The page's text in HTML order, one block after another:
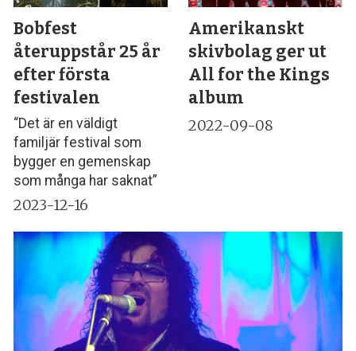
Bobfest
återuppstår 25 år
efter första
festivalen
“Det är en väldigt
familjär festival som
bygger en gemenskap
som många har saknat”
2023-12-16
Amerikanskt
skivbolag ger ut
All for the Kings
album
2022-09-08